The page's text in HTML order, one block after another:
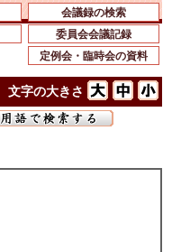
会議録の検索
委員会会議記録
定例会・臨時会の資料
文字の大きさ